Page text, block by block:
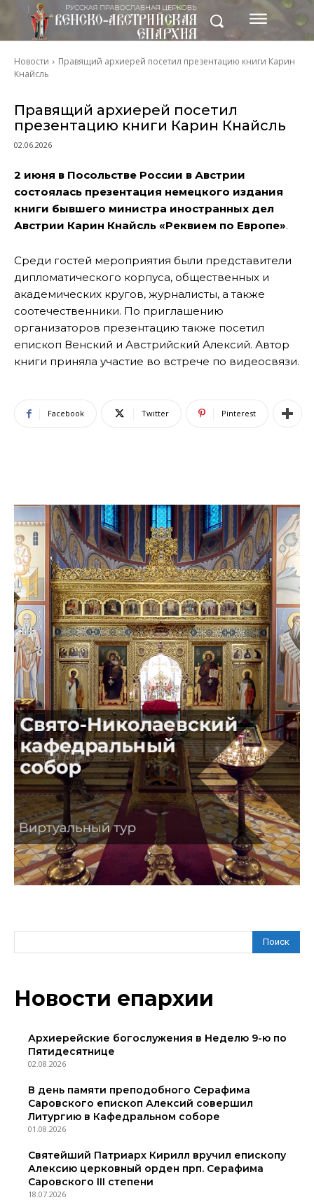
Новости
Правящий архиерей посетил презентацию книги Карин
Кнайсль
Правящий архиерей посетил
презентацию книги Карин Кнайсль
02.06.2026
2 июня в Посольстве России в Австрии
состоялась презентация немецкого издания
книги бывшего министра иностранных дел
Австрии Карин Кнайсль «Реквием по Европе».
Среди гостей мероприятия были представители
дипломатического корпуса, общественных и
академических кругов, журналисты, а также
соотечественники. По приглашению
организаторов презентацию также посетил
епископ Венский и Австрийский Алексий. Автор
книги приняла участие во встрече по видеосвязи.
Facebook Twitter Pinterest
Поиск
Новости епархии
Архиерейские богослужения в Неделю 9-ю по
Пятидесятнице
02.08.2026
В день памяти преподобного Серафима
Саровского епископ Алексий совершил
Литургию в Кафедральном соборе
01.08.2026
Святейший Патриарх Кирилл вручил епископу
Алексию церковный орден прп. Серафима
Саровского III степени
18.07.2026